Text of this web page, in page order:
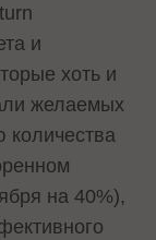
и
хоть и
желаемых
количества
на 40%),